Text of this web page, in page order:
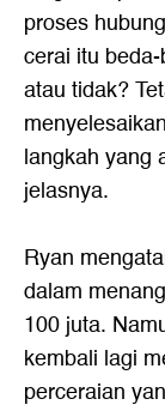
proses
cerai itu
atau tidak?
langkah yang
jelasnya.
Ryan
dalam
100 juta.
kembali lagi
perceraian